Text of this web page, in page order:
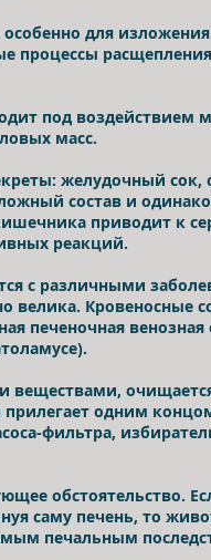
для
процессы
под воздействием
масс.
желудочный
состав и
приводит к
реакций.
с различными
велика.
печеночная
веществами,
одним
фильтра,
обстоятельство.
саму печень, то
печальным